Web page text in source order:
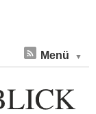
Menü